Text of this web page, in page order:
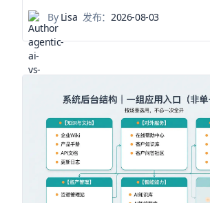
ByLisa 发布：2026-08-03